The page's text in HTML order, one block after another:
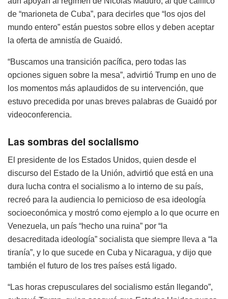
de “marioneta de Cuba”, para decirles que “los ojos del
mundo entero” están puestos sobre ellos y deben aceptar
la oferta de amnistía de Guaidó.
“Buscamos una transición pacífica, pero todas las
opciones siguen sobre la mesa”, advirtió Trump en uno de
los momentos más aplaudidos de su intervención, que
estuvo precedida por unas breves palabras de Guaidó por
videoconferencia.
Las sombras del socialismo
El presidente de los Estados Unidos, quien desde el
discurso del Estado de la Unión, advirtió que está en una
dura lucha contra el socialismo a lo interno de su país,
recreó para la audiencia lo pernicioso de esa ideología
socioeconómica y mostró como ejemplo a lo que ocurre en
Venezuela, un país “hecho una ruina” por “la
desacreditada ideología” socialista que siempre lleva a “la
tiranía”, y lo que sucede en Cuba y Nicaragua, y dijo que
también el futuro de los tres países está ligado.
“Las horas crepusculares del socialismo están llegando”,